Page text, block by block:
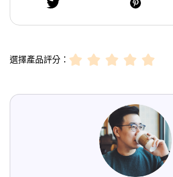
選擇產品評分：